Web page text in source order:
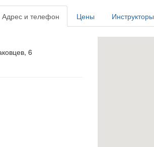
Адрес и телефон Цены Инструкторы
6